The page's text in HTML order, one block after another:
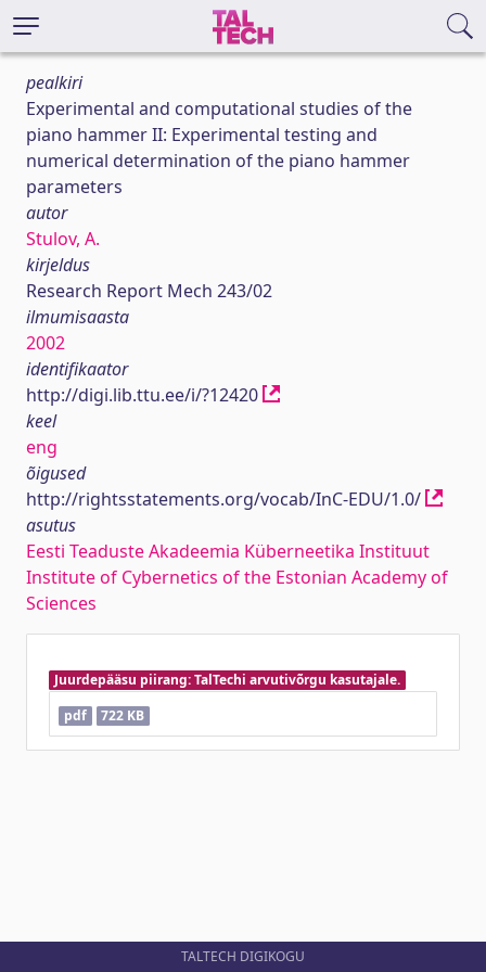
pealkiri
Experimental and computational studies of the
piano hammer II: Experimental testing and
numerical determination of the piano hammer
parameters
autor
Stulov, A.
kirjeldus
Research Report Mech 243/02
ilmumisaasta
2002
identifikaator
http://digi.lib.ttu.ee/i/?12420
keel
eng
õigused
http://rightsstatements.org/vocab/InC-EDU/1.0/
asutus
Eesti Teaduste Akadeemia Küberneetika Instituut
Institute of Cybernetics of the Estonian Academy of
Sciences
Juurdepääsu piirang: TalTechi arvutivõrgu kasutajale.
pdf
722 KB
TALTECH DIGIKOGU